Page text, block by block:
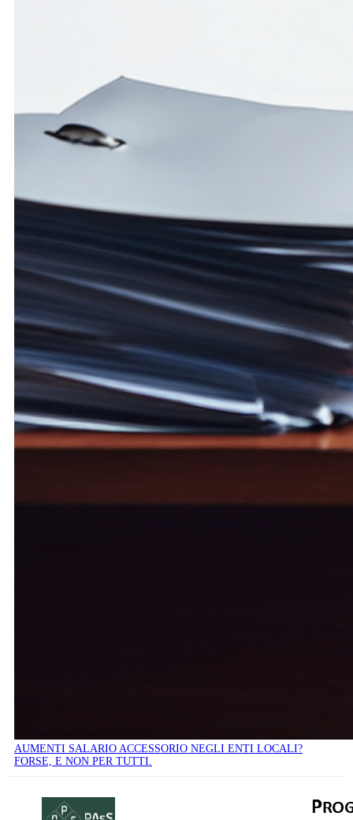
AUMENTI SALARIO ACCESSORIO NEGLI ENTI LOCALI?
FORSE, E NON PER TUTTI.